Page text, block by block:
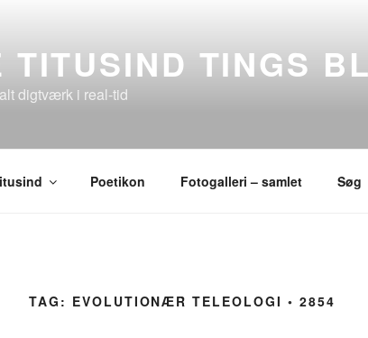
TITUSIND TINGS
digtværk i real-tid
Poetikon Fotogalleri – samlet Søg
TAG: EVOLUTIONÆR TELEOLOGI ◦ 2854